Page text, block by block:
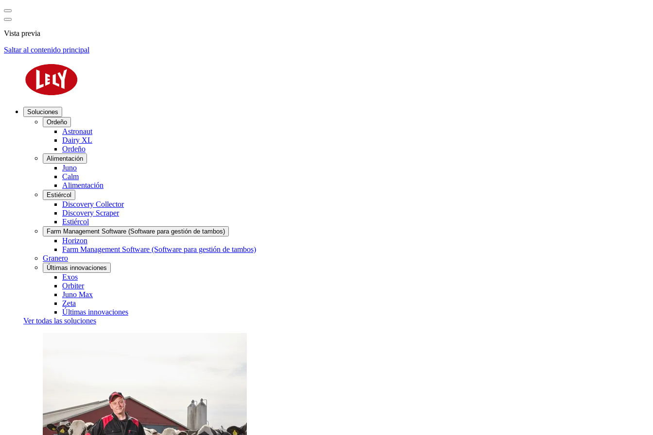
Vista previa
Saltar al contenido principal
Soluciones
Ordeño
Astronaut
Dairy XL
Ordeño
Alimentación
Juno
Calm
Alimentación
Estiércol
Discovery Collector
Discovery Scraper
Estiércol
Farm Management Software (Software para gestión de tambos)
Horizon
Farm Management Software (Software para gestión de tambos)
Granero
Últimas innovaciones
Exos
Orbiter
Juno Max
Zeta
Últimas innovaciones
Ver todas las soluciones